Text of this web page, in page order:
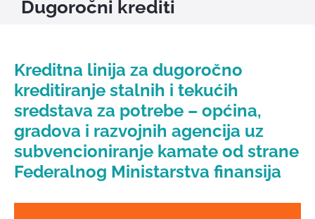
Službene objave
Press-clipping
English
Dugoročni krediti
Kreditna linija za dugoročno
kreditiranje stalnih i tekućih
sredstava za potrebe – općina,
gradova i razvojnih agencija uz
subvencioniranje kamate od strane
Federalnog Ministarstva finansija